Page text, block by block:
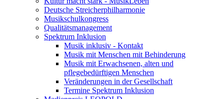
Deutsche Streicherphilharmonie
Musikschulkongress
Qualitätsmanagement
Spektrum Inklusion
Musik inklusiv - Kontakt
Musik mit Menschen mit Behinderung
Musik mit Erwachsenen, alten und
pflegebedürftigen Menschen
Veränderungen in der Gesellschaft
Termine Spektrum Inklusion